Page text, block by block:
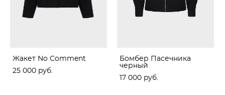
Жакет No Comment
25 000 pуб.
Бомбер Пасечника
черный
17 000 pуб.